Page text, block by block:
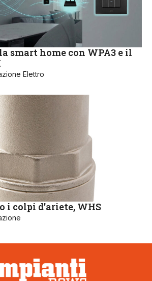
smart home con WPA3 e il
Elettro
i colpi d’ariete, WHS